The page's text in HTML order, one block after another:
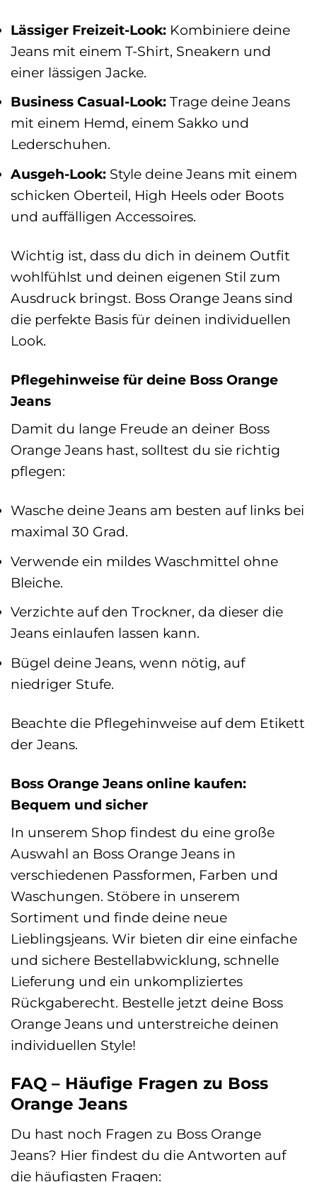
Lässiger Freizeit-Look: Kombiniere deine
Jeans mit einem T-Shirt, Sneakern und
einer lässigen Jacke.
Business Casual-Look: Trage deine Jeans
mit einem Hemd, einem Sakko und
Lederschuhen.
Ausgeh-Look: Style deine Jeans mit einem
schicken Oberteil, High Heels oder Boots
und auffälligen Accessoires.
Wichtig ist, dass du dich in deinem Outfit
wohlfühlst und deinen eigenen Stil zum
Ausdruck bringst. Boss Orange Jeans sind
die perfekte Basis für deinen individuellen
Look.
Pflegehinweise für deine Boss Orange
Jeans
Damit du lange Freude an deiner Boss
Orange Jeans hast, solltest du sie richtig
pflegen:
Wasche deine Jeans am besten auf links bei
maximal 30 Grad.
Verwende ein mildes Waschmittel ohne
Bleiche.
Verzichte auf den Trockner, da dieser die
Jeans einlaufen lassen kann.
Bügel deine Jeans, wenn nötig, auf
niedriger Stufe.
Beachte die Pflegehinweise auf dem Etikett
der Jeans.
Boss Orange Jeans online kaufen:
Bequem und sicher
In unserem Shop findest du eine große
Auswahl an Boss Orange Jeans in
verschiedenen Passformen, Farben und
Waschungen. Stöbere in unserem
Sortiment und finde deine neue
Lieblingsjeans. Wir bieten dir eine einfache
und sichere Bestellabwicklung, schnelle
Lieferung und ein unkompliziertes
Rückgaberecht. Bestelle jetzt deine Boss
Orange Jeans und unterstreiche deinen
individuellen Style!
FAQ – Häufige Fragen zu Boss
Orange Jeans
Du hast noch Fragen zu Boss Orange
Jeans? Hier findest du die Antworten auf
die häufigsten Fragen: